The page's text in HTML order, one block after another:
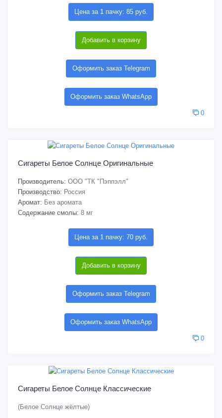
Цена за 1 пачку: 85 руб.
Добавить в корзину
Оформить заказ Telegram
Оформить заказ WhatsApp
0
Сигареты Белое Солнце Оригинальные
Производитель: ООО "ТК "Пэппэлл"
Производство: Россия
Аромат: Без аромата
Содержание смолы: 8 мг
Цена за 1 пачку: 70 руб.
Добавить в корзину
Оформить заказ Telegram
Оформить заказ WhatsApp
0
Сигареты Белое Солнце Классические
(Белое Солнце жёлтые)